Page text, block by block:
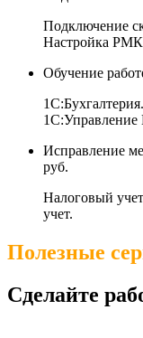
Подключение
Настройка
Обучение
Исправление
руб.
Налоговый
учет.
Полезные
Сделайте